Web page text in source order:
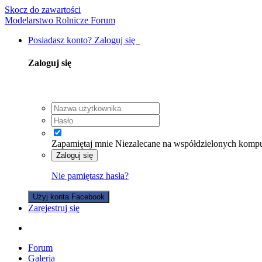
Skocz do zawartości
Modelarstwo Rolnicze Forum
Posiadasz konto? Zaloguj się
Zaloguj się
Zapamiętaj mnie Niezalecane na współdzielonych
Zaloguj się
Nie pamiętasz hasła?
Użyj konta Facebook
Zarejestruj się
Forum
Galeria